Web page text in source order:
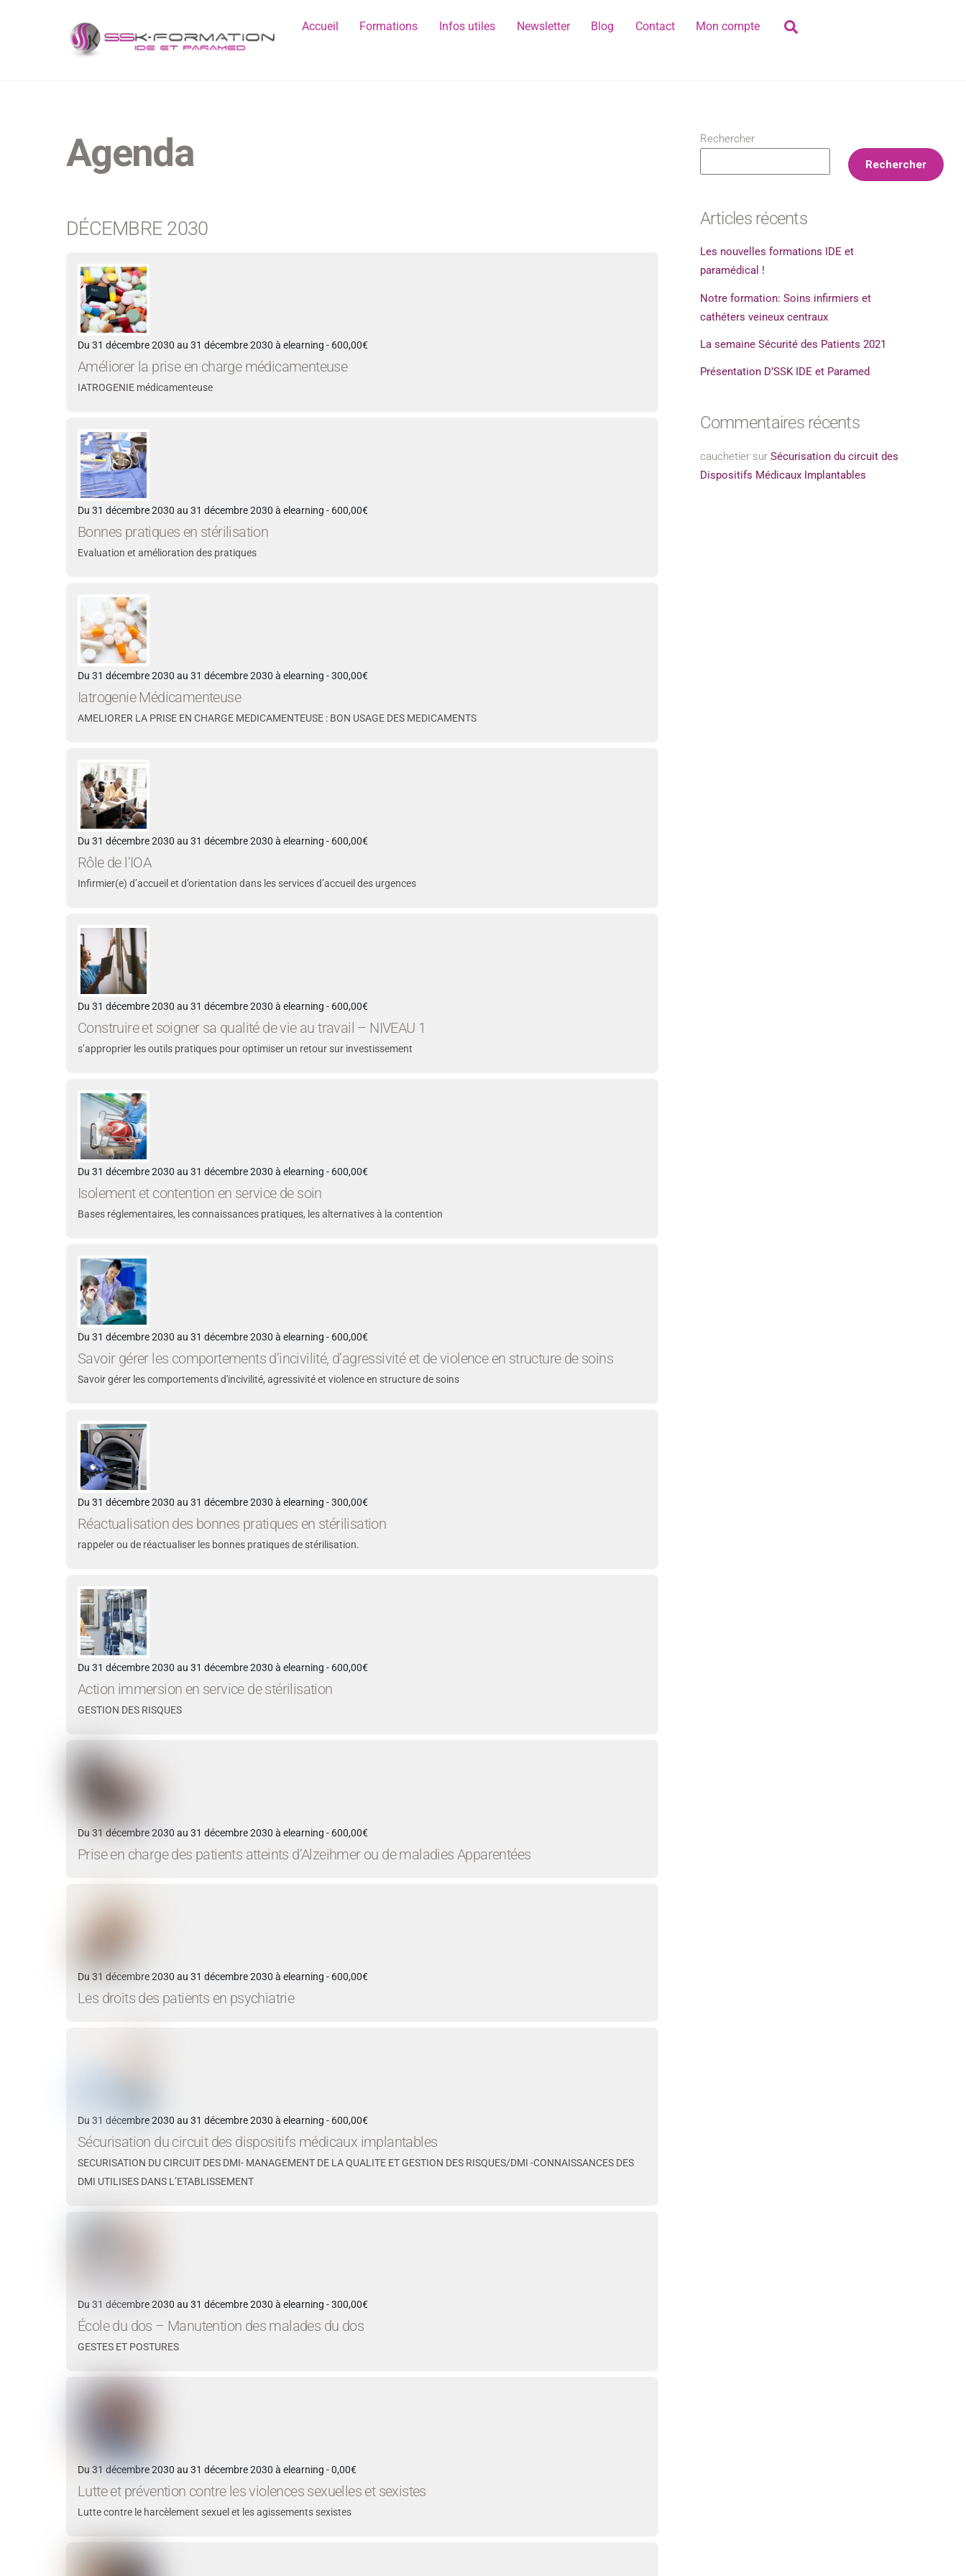
Accueil Formations Infos utiles Newsletter Blog Contact Mon compte
Agenda
DÉCEMBRE 2030
Du 31 décembre 2030 au 31 décembre 2030 à elearning - 600,00€
Améliorer la prise en charge médicamenteuse
IATROGENIE médicamenteuse
Du 31 décembre 2030 au 31 décembre 2030 à elearning - 600,00€
Bonnes pratiques en stérilisation
Evaluation et amélioration des pratiques
Du 31 décembre 2030 au 31 décembre 2030 à elearning - 300,00€
Iatrogenie Médicamenteuse
AMELIORER LA PRISE EN CHARGE MEDICAMENTEUSE : BON USAGE DES MEDICAMENTS
Du 31 décembre 2030 au 31 décembre 2030 à elearning - 600,00€
Rôle de l’IOA
Infirmier(e) d’accueil et d’orientation dans les services d’accueil des urgences
Du 31 décembre 2030 au 31 décembre 2030 à elearning - 600,00€
Construire et soigner sa qualité de vie au travail – NIVEAU 1
s’approprier les outils pratiques pour optimiser un retour sur investissement
Du 31 décembre 2030 au 31 décembre 2030 à elearning - 600,00€
Isolement et contention en service de soin
Bases réglementaires, les connaissances pratiques, les alternatives à la contention
Du 31 décembre 2030 au 31 décembre 2030 à elearning - 600,00€
Savoir gérer les comportements d’incivilité, d’agressivité et de violence en structure de soins
Savoir gérer les comportements d'incivilité, agressivité et violence en structure de soins
Du 31 décembre 2030 au 31 décembre 2030 à elearning - 300,00€
Réactualisation des bonnes pratiques en stérilisation
rappeler ou de réactualiser les bonnes pratiques de stérilisation.
Du 31 décembre 2030 au 31 décembre 2030 à elearning - 600,00€
Action immersion en service de stérilisation
GESTION DES RISQUES
Du 31 décembre 2030 au 31 décembre 2030 à elearning - 600,00€
Prise en charge des patients atteints d’Alzeihmer ou de maladies Apparentées
Du 31 décembre 2030 au 31 décembre 2030 à elearning - 600,00€
Les droits des patients en psychiatrie
Du 31 décembre 2030 au 31 décembre 2030 à elearning - 600,00€
Sécurisation du circuit des dispositifs médicaux implantables
SECURISATION DU CIRCUIT DES DMI- MANAGEMENT DE LA QUALITE ET GESTION DES RISQUES/DMI -CONNAISSANCES DES
DMI UTILISES DANS L’ETABLISSEMENT
Du 31 décembre 2030 au 31 décembre 2030 à elearning - 300,00€
École du dos – Manutention des malades du dos
GESTES ET POSTURES
Du 31 décembre 2030 au 31 décembre 2030 à elearning - 0,00€
Lutte et prévention contre les violences sexuelles et sexistes
Lutte contre le harcèlement sexuel et les agissements sexistes
Rechercher
Rechercher
Articles récents
Les nouvelles formations IDE et
paramédical !
Notre formation: Soins infirmiers et
cathéters veineux centraux
La semaine Sécurité des Patients 2021
Présentation D’SSK IDE et Paramed
Commentaires récents
cauchetiersur Sécurisation du circuit des
Dispositifs Médicaux Implantables